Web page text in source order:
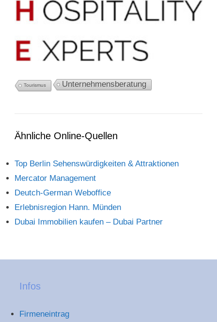
Tourismus Unternehmensberatung
Ähnliche Online-Quellen
Top Berlin Sehenswürdigkeiten & Attraktionen
Mercator Management
Deutch-German Weboffice
Erlebnisregion Hann. Münden
Dubai Immobilien kaufen – Dubai Partner
Infos
Firmeneintrag